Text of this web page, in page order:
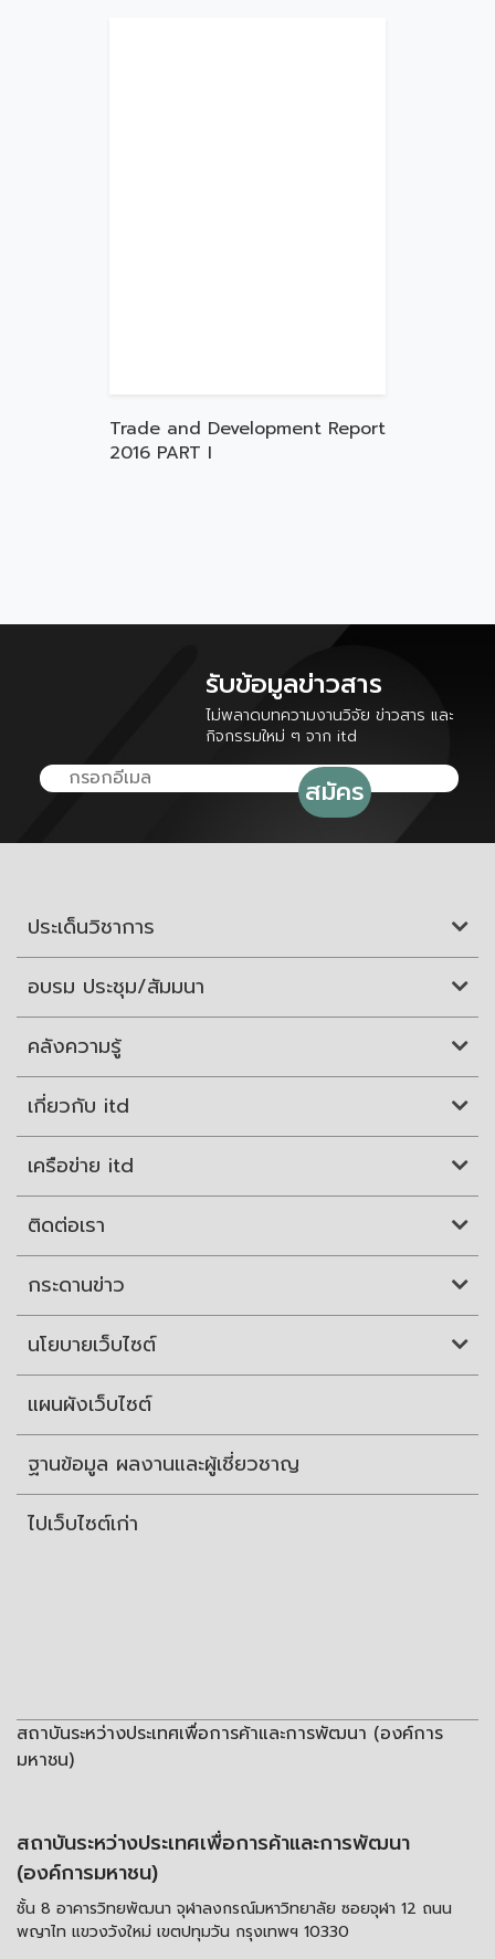
Trade and Development Report
2016 PART I
รับข้อมูลข่าวสาร
ไม่พลาดบทความงานวิจัย ข่าวสาร และ
กิจกรรมใหม่ ๆ จาก itd
ประเด็นวิชาการ
อบรม ประชุม/สัมมนา
คลังความรู้
เกี่ยวกับ itd
เครือข่าย itd
ติดต่อเรา
กระดานข่าว
นโยบายเว็บไซต์
แผนผังเว็บไซต์
ฐานข้อมูล ผลงานและผู้เชี่ยวชาญ
ไปเว็บไซต์เก่า
สถาบันระหว่างประเทศเพื่อการค้าและการพัฒนา (องค์การ
มหาชน)
สถาบันระหว่างประเทศเพื่อการค้าและการพัฒนา
(องค์การมหาชน)
ชั้น 8 อาคารวิทยพัฒนา จุฬาลงกรณ์มหาวิทยาลัย ซอยจุฬา 12 ถนน
พญาไท แขวงวังใหม่ เขตปทุมวัน กรุงเทพฯ 10330